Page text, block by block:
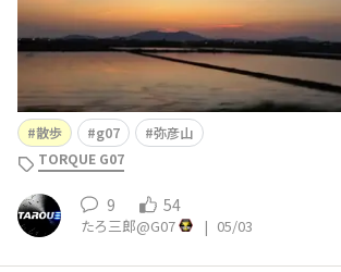
散歩 g07
弥彦山
TORQUE G07
9 54
たろ三郎@G07 | 05/03